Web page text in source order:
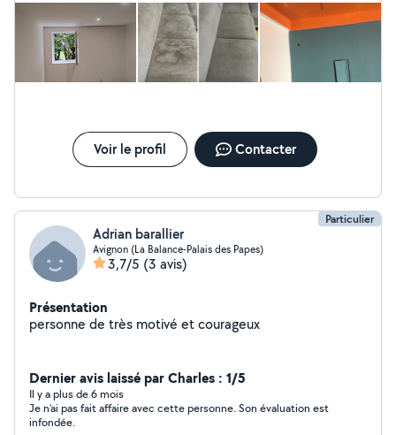
Petits travaux de bricolage Notre objectif est d'offrir un
travail sérieux, propre et à des prix raisonnables.
Intervention à Avignon et dans les environs.
Voir le profil Contacter
Particulier
Adrian barallier
Avignon (La Balance-Palais des Papes)
3,7/5 (3 avis)
Présentation
personne de très motivé et courageux
Dernier avis laissé par Charles : 1/5
Il y a plus de 6 mois
Je n’ai pas fait affaire avec cette personne. Son évaluation est
infondée.